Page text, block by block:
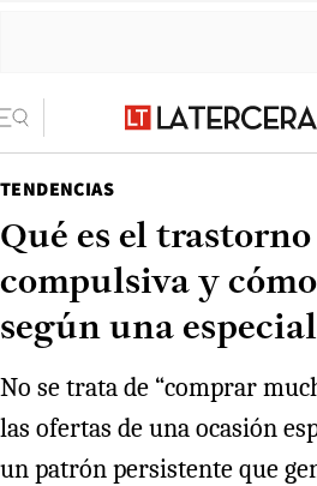
TENDENCIAS
Qué es el
compulsiva y
según una
No se trata de “comprar
las ofertas de una ocasión
un patrón persistente que